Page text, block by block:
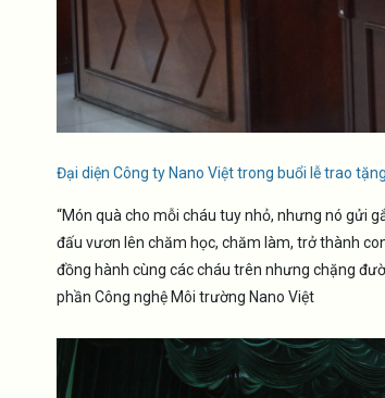
Đại diện Công ty Nano Việt trong buổi lễ trao tặng
“Món quà cho mỗi cháu tuy nhỏ, nhưng nó gửi
đấu vươn lên chăm học, chăm làm, trở thành
đồng hành cùng các cháu trên nhưng chặng
phần Công nghệ Môi trường Nano Việt